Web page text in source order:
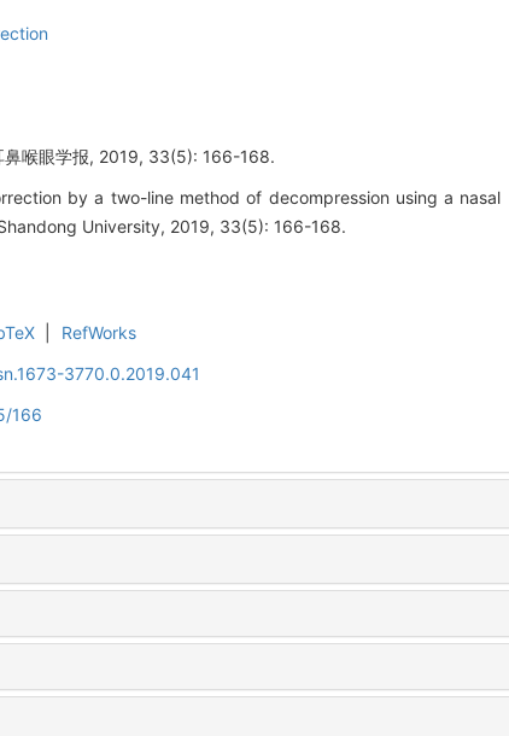
鼻喉眼学报, 2019, 33(5): 166-168.
by a two-line method of decompression using a nasal
University, 2019, 33(5): 166-168.
RefWorks
3770.0.2019.041
166